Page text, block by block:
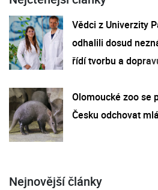
Vědci z Univerzity
odhalili dosud
řídí tvorbu a
Olomoucké zoo se
Česku odchovat
Nejnovější články